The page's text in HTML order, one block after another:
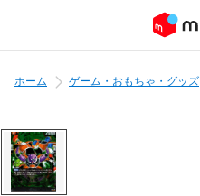
ホーム ゲーム・おもちゃ・グッズ